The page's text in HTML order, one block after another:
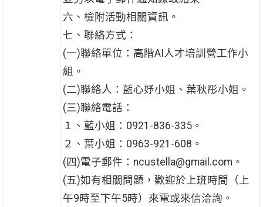
六、檢附活動相關資訊。
七、聯絡方式：
(一)聯絡單位：高階AI人才培訓營工作小
組。
(二)聯絡人：藍心妤小姐、葉秋彤小姐。
(三)聯絡電話：
１、藍小姐：0921-836-335。
２、葉小姐：0963-921-608。
(四)電子郵件：ncustella@gmail.com。
(五)如有相關問題，歡迎於上班時間（上
午9時至下午5時）來電或來信洽詢。